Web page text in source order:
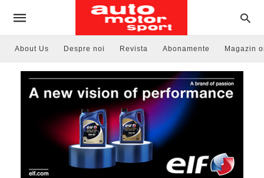
About Us Despre noi Revista Abonamente Magazin